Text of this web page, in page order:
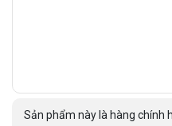
Sản phẩm này là hàng chính